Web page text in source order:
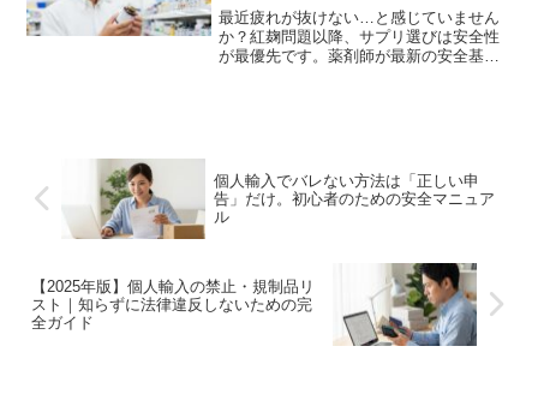
最近疲れが抜けない…と感じていません
か？紅麹問題以降、サプリ選びは安全性
が最優先です。薬剤師が最新の安全基準
個人輸入でバレない方法は「正しい申
告」だけ。初心者のための安全マニュア
ル
【2025年版】個人輸入の禁止・規制品リ
スト｜知らずに法律違反しないための完
全ガイド